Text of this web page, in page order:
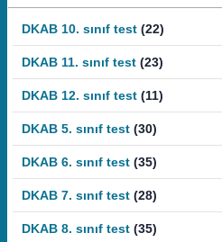
DKAB 10. sınıf test (22)
DKAB 11. sınıf test (23)
DKAB 12. sınıf test (11)
DKAB 5. sınıf test (30)
DKAB 6. sınıf test (35)
DKAB 7. sınıf test (28)
DKAB 8. sınıf test (35)